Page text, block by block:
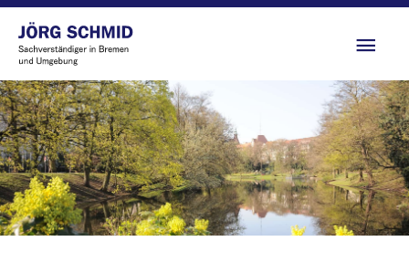
Zum
Inhalt
springen